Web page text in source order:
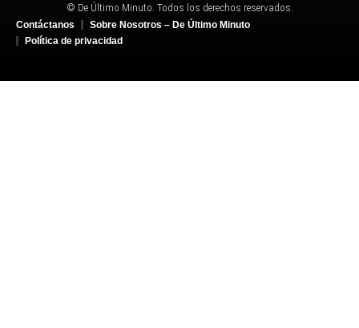
© De Último Minuto. Todos los derechos reservados.
Contáctanos
Sobre Nosotros – De Último Minuto
Política de privacidad